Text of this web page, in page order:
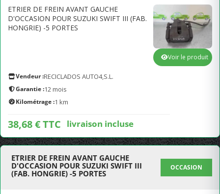
ETRIER DE FREIN AVANT GAUCHE
D'OCCASION POUR SUZUKI SWIFT III (FAB.
HONGRIE) -5 PORTES
Vendeur :RECICLADOS AUTO4,S.L.
Garantie :12 mois
Kilométrage :1 km
38,68 € TTC livraison incluse
Voir le produit
ETRIER DE FREIN AVANT GAUCHE
D'OCCASION POUR SUZUKI SWIFT III
(FAB. HONGRIE) -5 PORTES
OCCASION